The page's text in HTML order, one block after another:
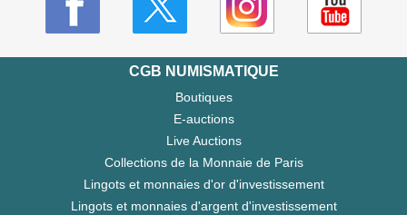
CGB NUMISMATIQUE
Boutiques
E-auctions
Live Auctions
Collections de la Monnaie de Paris
Lingots et monnaies d'or d'investissement
Lingots et monnaies d'argent d'investissement